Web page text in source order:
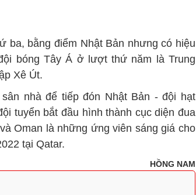
ba, bằng điểm Nhật Bản nhưng có hiệu
bóng Tây Á ở lượt thứ năm là Trung
Xê Út.
nhà để tiếp đón Nhật Bản - đội hạt
tuyển bắt đầu hình thành cục diện đua
Oman là những ứng viên sáng giá cho
tại Qatar.
HỒNG NAM